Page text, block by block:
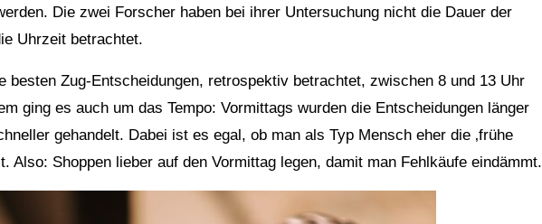
Die zwei Forscher haben bei ihrer Untersuchung nicht die Dauer der
Uhrzeit betrachtet.
besten Zug-Entscheidungen, retrospektiv betrachtet, zwischen 8 und 13 Uhr
ging es auch um das Tempo: Vormittags wurden die Entscheidungen länger
gehandelt. Dabei ist es egal, ob man als Typ Mensch eher die ‚frühe
Also: Shoppen lieber auf den Vormittag legen, damit man Fehlkäufe eindämmt.